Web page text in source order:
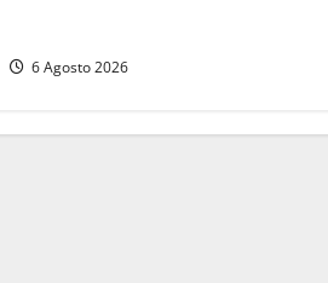
6 Agosto 2026